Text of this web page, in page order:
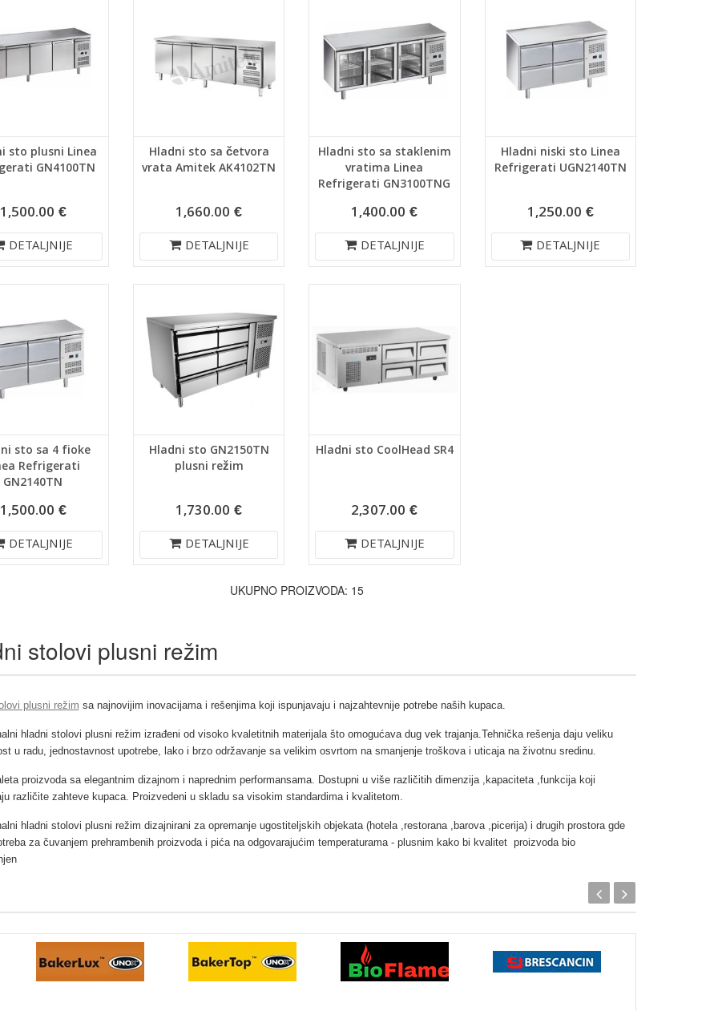
sto plusni Linea
GN4100TN
1,500.00 €
DETALJNIJE
Hladni sto sa četvora
vrata Amitek AK4102TN
1,660.00 €
DETALJNIJE
Hladni sto sa staklenim
vratima Linea
Refrigerati GN3100TNG
1,400.00 €
DETALJNIJE
Hladni niski sto Linea
Refrigerati UGN2140TN
1,250.00 €
DETALJNIJE
sto sa 4 fioke
Refrigerati
GN2140TN
1,500.00 €
DETALJNIJE
Hladni sto GN2150TN
plusni režim
1,730.00 €
DETALJNIJE
Hladni sto CoolHead SR4
2,307.00 €
DETALJNIJE
UKUPNO PROIZVODA: 15
stolovi plusni režim
plusni režim sa najnovijim inovacijama i rešenjima koji ispunjavaju i najzahtevnije potrebe naših kupaca.
hladni stolovi plusni režim izrađeni od visoko kvaletitnih materijala što omogućava dug vek trajanja.Tehnička rešenja daju veliku
u radu, jednostavnost upotrebe, lako i brzo održavanje sa velikim osvrtom na smanjenje troškova i uticaja na životnu sredinu.
proizvoda sa elegantnim dizajnom i naprednim performansama. Dostupni u više različitih dimenzija ,kapaciteta ,funkcija koji
različite zahteve kupaca. Proizvedeni u skladu sa visokim standardima i kvalitetom.
hladni stolovi plusni režim dizajnirani za opremanje ugostiteljskih objekata (hotela ,restorana ,barova ,picerija) i drugih prostora gde
za čuvanjem prehrambenih proizvoda i pića na odgovarajućim temperaturama - plusnim kako bi kvalitet proizvoda bio